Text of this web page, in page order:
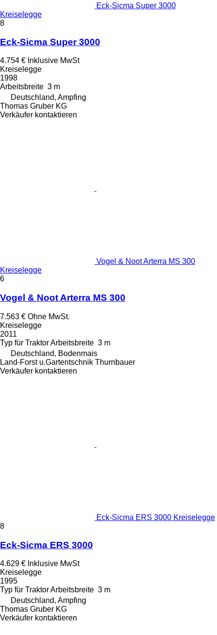
Eck-Sicma Super 3000
Kreiselegge
8
Eck-Sicma Super 3000
4.754 € Inklusive MwSt
Kreiselegge
1998
Arbeitsbreite 3 m
Deutschland, Ampfing
Thomas Gruber KG
Verkäufer kontaktieren
Vogel & Noot Arterra MS 300
Kreiselegge
6
Vogel & Noot Arterra MS 300
7.563 € Ohne MwSt.
Kreiselegge
2011
Typ für TraktorArbeitsbreite 3 m
Deutschland, Bodenmais
Land-Forst u.Gartentschnik Thurnbauer
Verkäufer kontaktieren
Eck-Sicma ERS 3000 Kreiselegge
8
Eck-Sicma ERS 3000
4.629 € Inklusive MwSt
Kreiselegge
1995
Typ für TraktorArbeitsbreite 3 m
Deutschland, Ampfing
Thomas Gruber KG
Verkäufer kontaktieren